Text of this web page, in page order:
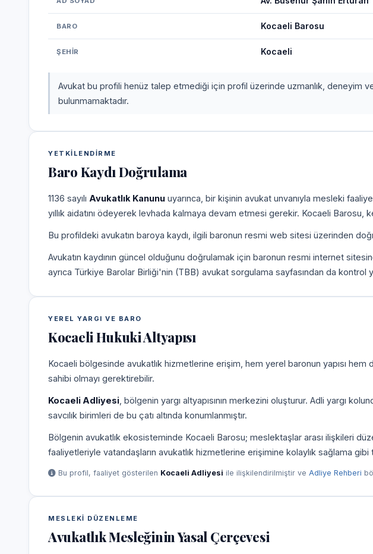
BARO Kocaeli Barosu
ŞEHIR Kocaeli
Avukat bu profili henüz talep etmediği için profil üzerinde uzmanlık, deneyim
bulunmamaktadır.
YETKILENDIRME
Baro Kaydı Doğrulama
1136 sayılı Avukatlık Kanunu uyarınca, bir kişinin avukat unvanıyla mesleki
yıllık aidatını ödeyerek levhada kalmaya devam etmesi gerekir. Kocaeli
Bu profildeki avukatın baroya kaydı, ilgili baronun resmi web sitesi üzerinden
Avukatın kaydının güncel olduğunu doğrulamak için baronun resmi internet
ayrıca Türkiye Barolar Birliği'nin (TBB) avukat sorgulama sayfasından da kontrol
YEREL YARGI VE BARO
Kocaeli Hukuki Altyapısı
Kocaeli bölgesinde avukatlık hizmetlerine erişim, hem yerel baronun yapısı
sahibi olmayı gerektirebilir.
Kocaeli Adliyesi , bölgenin yargı altyapısının merkezini oluşturur. Adli yargı
savcılık birimleri de bu çatı altında konumlanmıştır.
Bölgenin avukatlık ekosisteminde Kocaeli Barosu; meslektaşlar arası ilişkileri
faaliyetleriyle vatandaşların avukatlık hizmetlerine erişimine kolaylık sağlama
Bu profil, faaliyet gösterilen Kocaeli Adliyesi ile ilişkilendirilmiştir ve Adliye Rehberi
MESLEKI DÜZENLEME
Avukatlık Mesleğinin Yasal Çerçevesi